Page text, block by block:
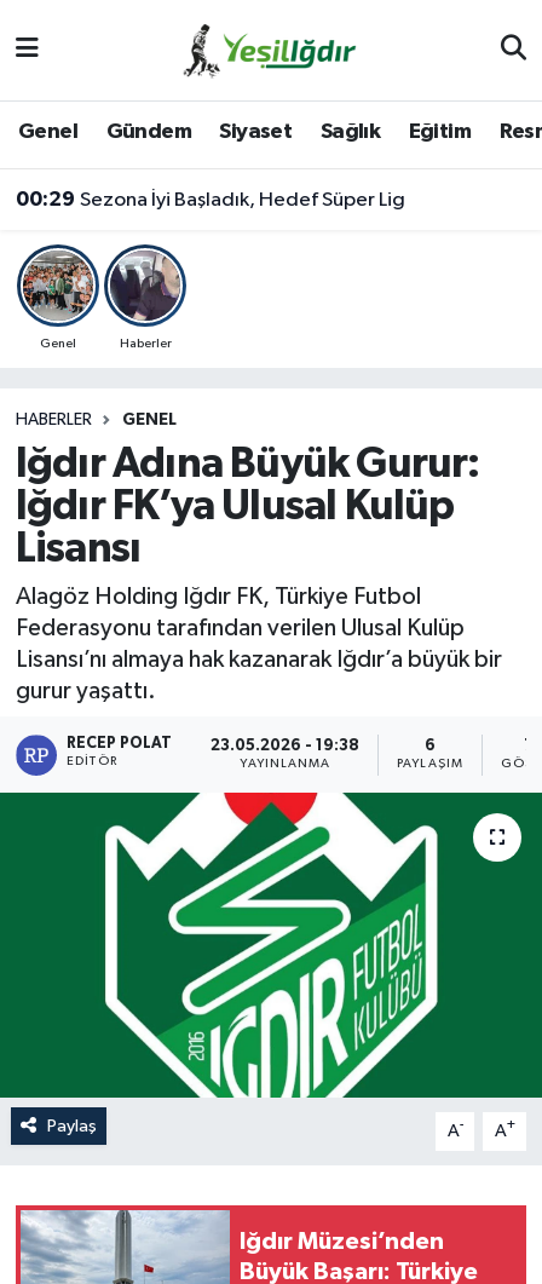
Genel Gündem Siyaset Sağlık Eğitim
00:29 Sezona İyi Başladık, Hedef Süper Lig
Genel Haberler
HABERLER GENEL
Iğdır Adına Büyük Gurur:
Iğdır FK’ya Ulusal Kulüp
Lisansı
Alagöz Holding Iğdır FK, Türkiye Futbol
Federasyonu tarafından verilen Ulusal Kulüp
Lisansı’nı almaya hak kazanarak Iğdır’a büyük bir
gurur yaşattı.
RECEP POLAT
EDITÖR
23.05.2026 - 19:38
YAYINLANMA
6
PAYLAŞIM
Paylaş A- A+
Iğdır Müzesi’nden
Büyük Başarı: Türkiye
İğdir Namaz Vakitleri
Iğdır Trafik Yoğunluk Haritası
Süper Lig Puan Durumu ve Fikstür
Son Dakika Haberleri
Haber Arşivi